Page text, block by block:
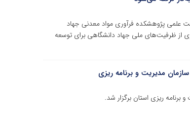
علمی پژوهشکده فرآوری مواد معدنی جهاد
از ظرفیت‌های ملی جهاد دانشگاهی برای توسعه
مدیریت و برنامه ریزی
ریزی استان برگزار شد.